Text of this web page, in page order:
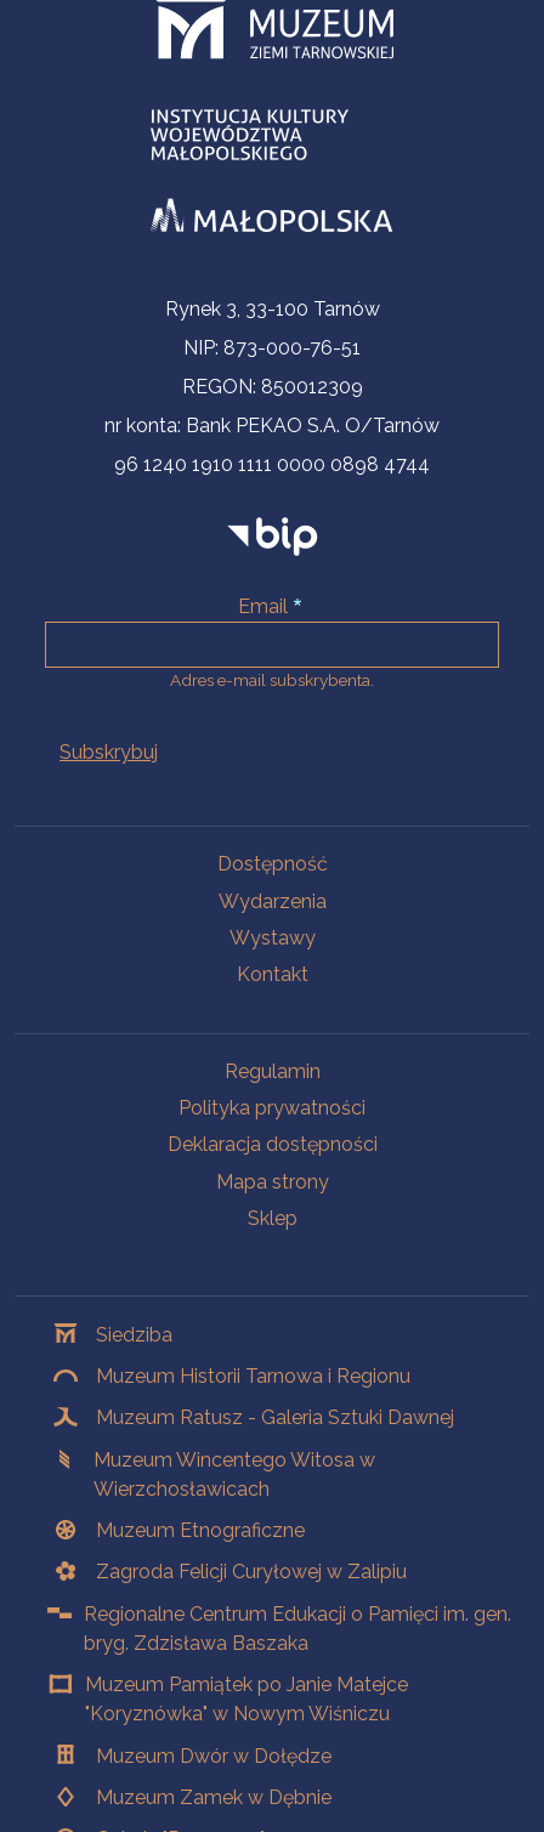
Informacje kontaktoweRynek 3, 33-100 Tarnów
NIP: 873-000-76-51
REGON: 850012309
nr konta: Bank PEKAO S.A. O/Tarnów
96 1240 1910 1111 0000 0898 4744
Email
Adres e-mail subskrybenta.
Dostępność
Wydarzenia
Wystawy
Kontakt
Regulamin
Polityka prywatności
Deklaracja dostępności
Mapa strony
Sklep
Siedziba
Muzeum Historii Tarnowa i Regionu
Muzeum Ratusz - Galeria Sztuki Dawnej
Muzeum Wincentego Witosa w
Wierzchosławicach
Muzeum Etnograficzne
Zagroda Felicji Curyłowej w Zalipiu
Regionalne Centrum Edukacji o Pamięci im. gen.
bryg. Zdzisława Baszaka
Muzeum Pamiątek po Janie Matejce
"Koryznówka" w Nowym Wiśniczu
Muzeum Dwór w Dołędze
Muzeum Zamek w Dębnie